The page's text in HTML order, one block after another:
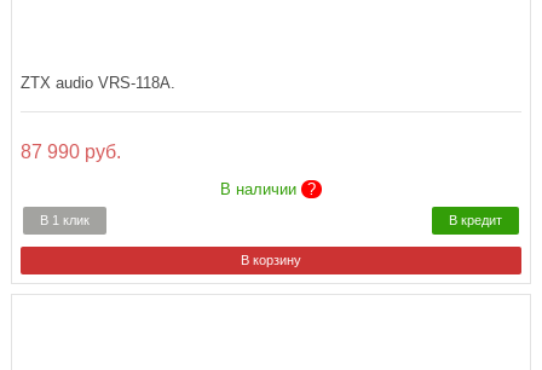
ZTX audio VRS-118A.
87 990 руб.
В наличии ?
В 1 клик В кредит